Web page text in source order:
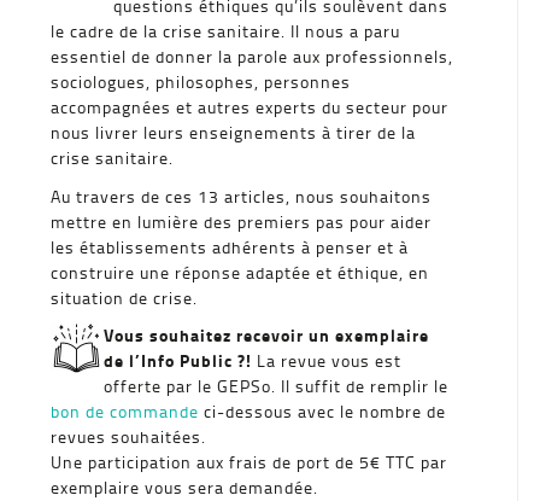
questions éthiques qu’ils soulèvent dans
le cadre de la crise sanitaire. Il nous a paru
essentiel de donner la parole aux professionnels,
sociologues, philosophes, personnes
accompagnées et autres experts du secteur pour
nous livrer leurs enseignements à tirer de la
crise sanitaire.
Au travers de ces 13 articles, nous souhaitons
mettre en lumière des premiers pas pour aider
les établissements adhérents à penser et à
construire une réponse adaptée et éthique, en
situation de crise.
Vous souhaitez recevoir un exemplaire
de l’Info Public ?! La revue vous est
offerte par le GEPSo. Il suffit de remplir le
bon de commande ci-dessous avec le nombre de
revues souhaitées.
Une participation aux frais de port de 5€ TTC par
exemplaire vous sera demandée.